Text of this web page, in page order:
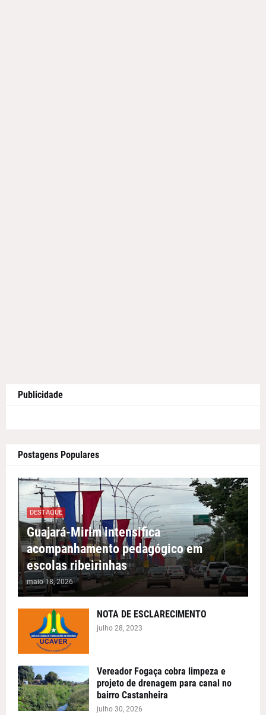
Publicidade
Postagens Populares
DESTAQUE
Guajará-Mirim intensifica
acompanhamento pedagógico em
escolas ribeirinhas
maio 18, 2026
NOTA DE ESCLARECIMENTO
julho 28, 2023
Vereador Fogaça cobra limpeza e
projeto de drenagem para canal no
bairro Castanheira
julho 30, 2026